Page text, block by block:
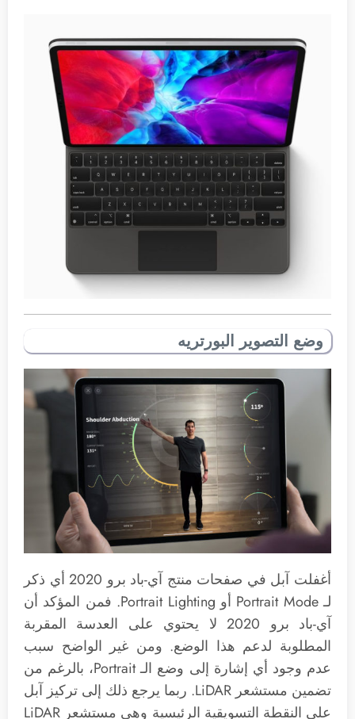
وضع التصوير البورتريه
أغفلت آبل في صفحات منتج آي-باد برو 2020 أي ذكر
لـ Portrait Mode أو Portrait Lighting. فمن المؤكد أن
آي-باد برو 2020 لا يحتوي على العدسة المقربة
المطلوبة لدعم هذا الوضع. ومن غير الواضح سبب
عدم وجود أي إشارة إلى وضع الـ Portrait، بالرغم من
تضمين مستشعر LiDAR. ربما يرجع ذلك إلى تركيز آبل
على النقطة التسويقية الرئيسية وهي مستشعر LiDAR